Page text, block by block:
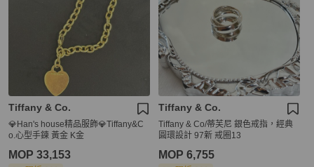
Tiffany & Co.
💎Han's house精品服飾💎Tiffany&C
o.心型手鍊 黃金 K金
MOP 33,153
Tiffany & Co.
Tiffany & Co/蒂芙尼 銀色戒指，經典
圓環設計 97新 戒圈13
MOP 6,755